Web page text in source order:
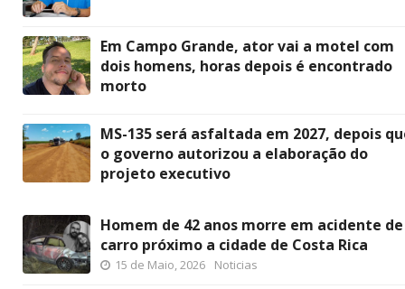
Em Campo Grande, ator vai a motel com
dois homens, horas depois é encontrado
morto
MS-135 será asfaltada em 2027, depois
o governo autorizou a elaboração do
projeto executivo
Homem de 42 anos morre em acidente de
carro próximo a cidade de Costa Rica
15 de Maio, 2026 Noticias